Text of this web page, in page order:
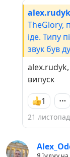
alex.rudyk
TheGlory,
іде. Типу
звук був
alex.rudyk,
випуск
1
21